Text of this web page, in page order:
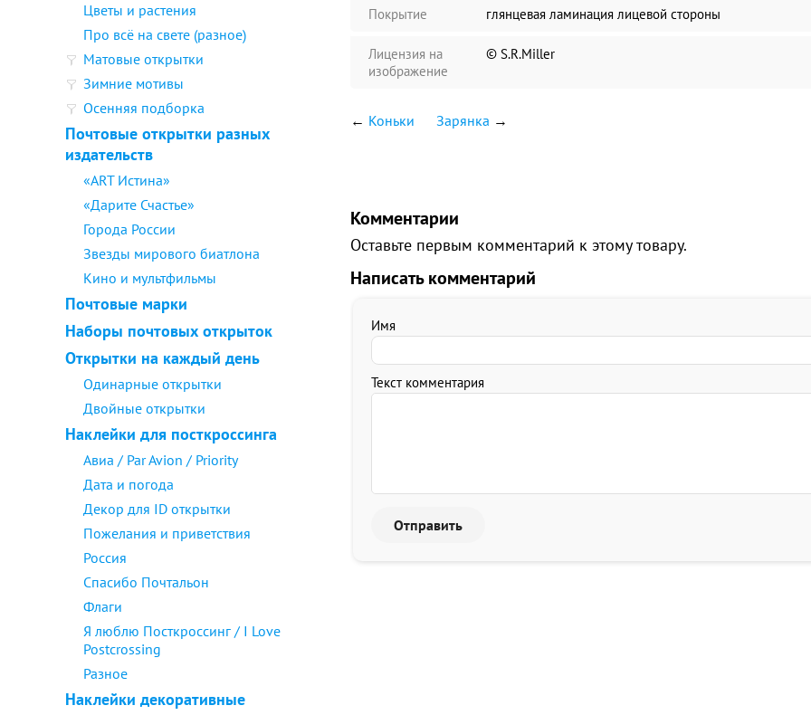
Цветы и растения
Про всё на свете (разное)
Матовые открытки
Зимние мотивы
Осенняя подборка
Почтовые открытки разных
издательств
«ART Истина»
«Дарите Счастье»
Города России
Звезды мирового биатлона
Кино и мультфильмы
Почтовые марки
Наборы почтовых открыток
Открытки на каждый день
Одинарные открытки
Двойные открытки
Наклейки для посткроссинга
Авиа / Par Avion / Priority
Дата и погода
Декор для ID открытки
Пожелания и приветствия
Россия
Спасибо Почтальон
Флаги
Я люблю Посткроссинг / I Love
Postcrossing
Разное
Наклейки декоративные
Покрытие глянцевая ламинация лицевой стороны
Лицензия на
изображение
© S.R.Miller
← Коньки Зарянка →
Комментарии
Оставьте первым комментарий к этому товару.
Написать комментарий
Имя
Текст комментария